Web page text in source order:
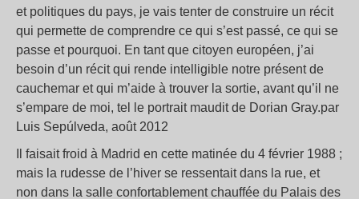
et politiques du pays, je vais tenter de construire un récit
qui permette de comprendre ce qui s’est passé, ce qui se
passe et pourquoi. En tant que citoyen européen, j’ai
besoin d’un récit qui rende intelligible notre présent de
cauchemar et qui m’aide à trouver la sortie, avant qu’il ne
s’empare de moi, tel le portrait maudit de Dorian Gray.par
Luis Sepúlveda, août 2012
Il faisait froid à Madrid en cette matinée du 4 février 1988 ;
mais la rudesse de l’hiver se ressentait dans la rue, et
non dans la salle confortablement chauffée du Palais des